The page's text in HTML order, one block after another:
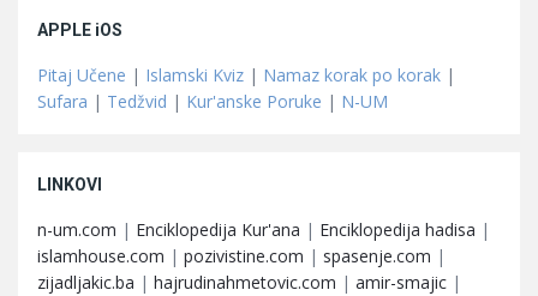
APPLE iOS
Pitaj Učene | Islamski Kviz | Namaz korak po korak |
Sufara | Tedžvid | Kur'anske Poruke | N-UM
LINKOVI
n-um.com | Enciklopedija Kur'ana | Enciklopedija hadisa |
islamhouse.com | pozivistine.com | spasenje.com |
zijadljakic.ba | hajrudinahmetovic.com | amir-smajic |